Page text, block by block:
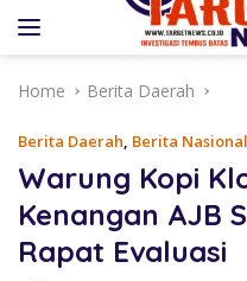
Home
Berita Daerah
Berita Daerah, Berita Nasional
Warung Kopi
Kenangan AJB
Rapat Evaluasi